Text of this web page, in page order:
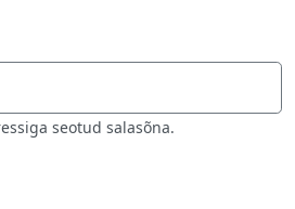
seotud salasõna.